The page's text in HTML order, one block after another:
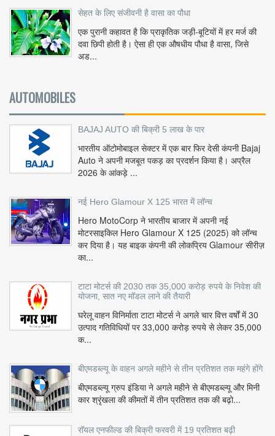
सेहत के लिए संजीवनी है वासा का पौधा
एक पुरानी कहावत है कि प्राकृतिक जड़ी-बूटियों में हर मर्ज की
दवा छिपी होती है। ऐसा ही एक औषधीय पौधा है वासा, जिसे
अड...
AUTOMOBILES
BAJAJ AUTO की बिक्री 5 लाख के पार
भारतीय ऑटोमोबाइल सेक्टर में एक बार फिर देसी कंपनी Bajaj
Auto ने अपनी मजबूत पकड़ का प्रदर्शन किया है। अप्रैल
2026 के आंकड़े ...
नई Hero Glamour X 125 भारत में लॉन्च
Hero MotoCorp ने भारतीय बाजार में अपनी नई
मोटरसाइकिल Hero Glamour X 125 (2025) को लॉन्च
कर दिया है। यह बाइक कंपनी की लोकप्रिय Glamour सीरीज़
का...
टाटा मोटर्स की 2030 तक 35,000 करोड़ रुपये के निवेश की
योजना, सात नए मॉडल लाने की तैयारी
घरेलू वाहन विनिर्माता टाटा मोटर्स ने अगले चार वित्त वर्षों में 30
उत्पाद गतिविधियों पर 33,000 करोड़ रुपये से लेकर 35,000
क...
बीएमडब्ल्यू के वाहन अगले महीने से तीन प्रतिशत तक महंगे होंगे
बीएमडब्ल्यू ग्रुप इंडिया ने अगले महीने से बीएमडब्ल्यू और मिनी
कार श्रृंखला की कीमतों में तीन प्रतिशत तक की बढ़ो...
रॉयल एनफील्ड की बिक्री फरवरी में 19 प्रतिशत बढ़ी